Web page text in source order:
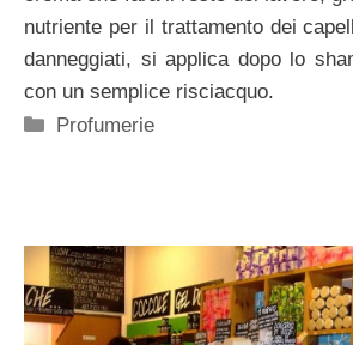
nutriente per il trattamento dei
danneggiati, si applica dopo lo
con un semplice risciacquo.
Categorie
Profumerie